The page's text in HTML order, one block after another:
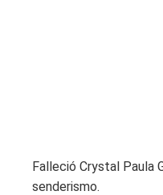
Falleció Crystal Paula
senderismo.